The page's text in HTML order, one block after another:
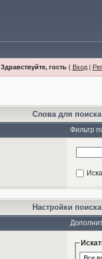
Здравствуйте, гость( Вход|
Слова для поиска
Фильтр
Настройки поиска